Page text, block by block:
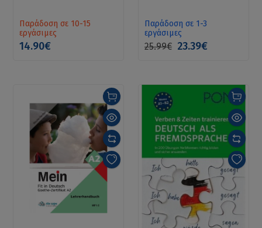
Παράδοση σε 10-15
εργάσιμες
14.90€
Παράδοση σε 1-3
εργάσιμες
25.99€ 23.39€